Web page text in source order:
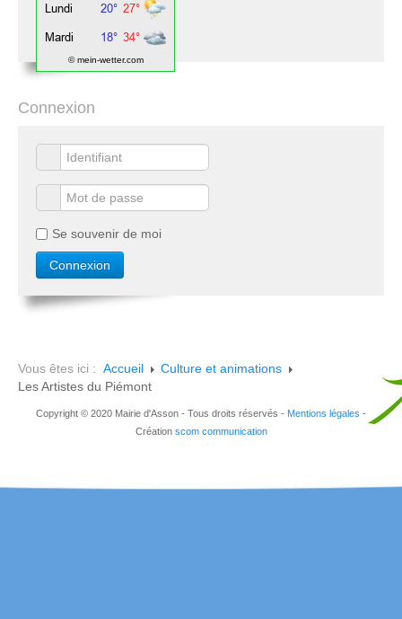
© mein-wetter.com
Connexion
Se souvenir de moi
Vous êtes ici : Accueil
Culture et animations
Les Artistes du Piémont
Copyright © 2020 Mairie d'Asson - Tous droits réservés - Mentions légales -
Création scom communication